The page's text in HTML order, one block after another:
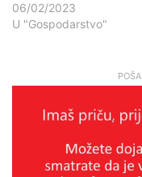
06/02/2023
U "Gospodarstvo"